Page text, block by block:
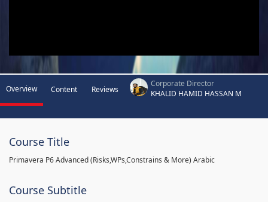
Overview Content Reviews
Corporate Director
KHALID HAMID HASSAN M
Course Title
Primavera P6 Advanced (Risks,WPs,Constrains & More) Arabic
Course Subtitle